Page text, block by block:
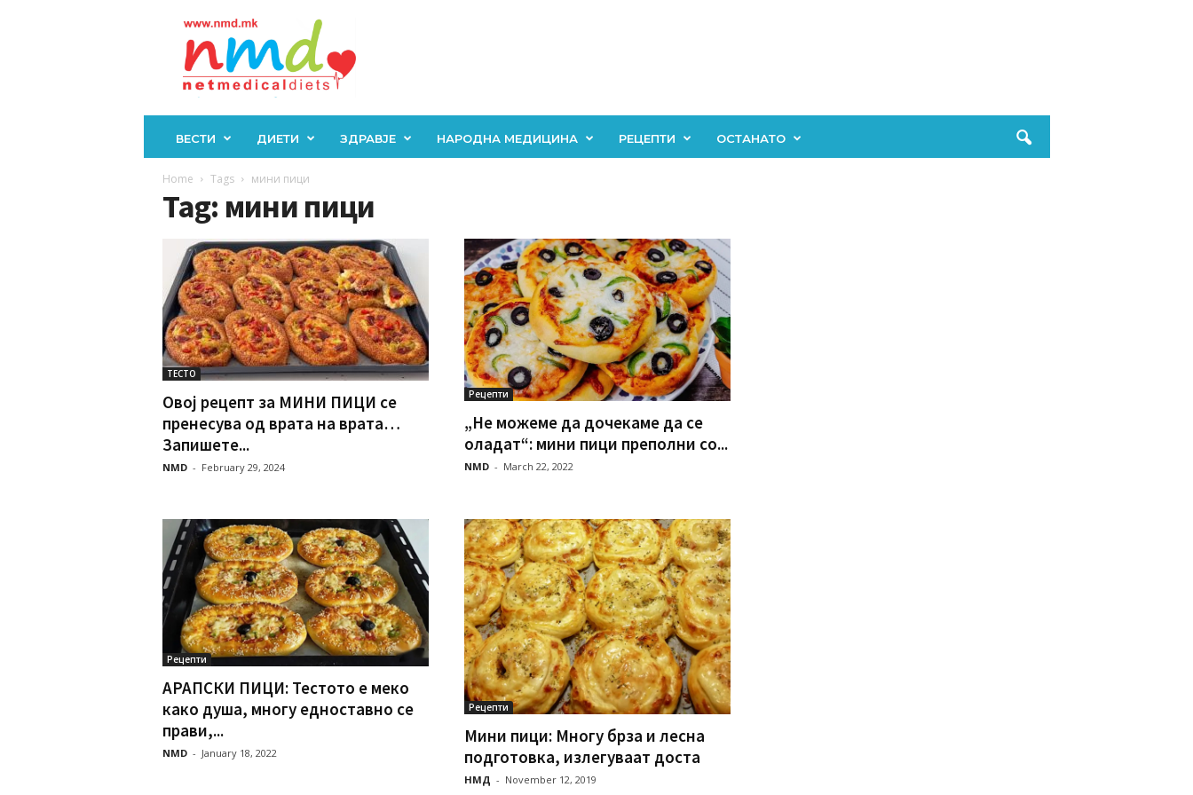
ВЕСТИ ДИЕТИ ЗДРАВЈЕ НАРОДНА МЕДИЦИНА РЕЦЕПТИ ОСТАНАТО
Home Tags мини пици
Tag: мини пици
ТЕСТО
Овој рецепт за МИНИ ПИЦИ се
пренесува од врата на врата…
Запишете...
NMD - February 29, 2024
Рецепти
„Не можеме да дочекаме да се
оладат“: мини пици преполни со...
NMD - March 22, 2022
Рецепти
АРАПСКИ ПИЦИ: Тестото е меко
како душа, многу едноставно се
прави,...
NMD - January 18, 2022
Рецепти
Мини пици: Многу брза и лесна
подготовка, излегуваат доста
НМД - November 12, 2019